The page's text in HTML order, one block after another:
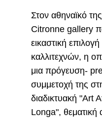
Στον αθηναϊκό
Citronne gallery
εικαστική
καλλιτεχνών, η
μια πρόγευση-
συμμετοχή της
διαδικτυακή "Art
Longa", θεματική